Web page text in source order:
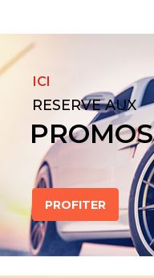
ICI
RESERVE AUX
PROMOS
PROFITER